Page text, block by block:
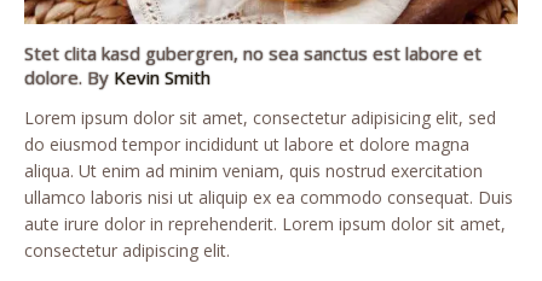
Stet clita kasd gubergren, no sea sanctus est labore et
dolore. By Kevin Smith
Lorem ipsum dolor sit amet, consectetur adipisicing elit, sed
do eiusmod tempor incididunt ut labore et dolore magna
aliqua. Ut enim ad minim veniam, quis nostrud exercitation
ullamco laboris nisi ut aliquip ex ea commodo consequat. Duis
aute irure dolor in reprehenderit. Lorem ipsum dolor sit amet,
consectetur adipiscing elit.